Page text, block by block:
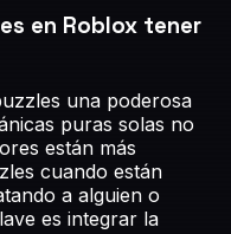
en Roblox tener
una poderosa
puras solas no
están más
cuando están
a alguien o
es integrar la